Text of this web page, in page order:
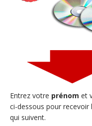
Entrez votre prénom et
ci-dessous pour recevoir
qui suivent.